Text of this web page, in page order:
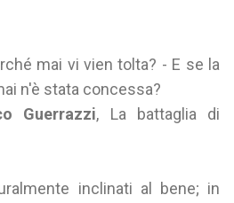
mai vi vien tolta? - E se la
n'è stata concessa?
Guerrazzi, La battaglia di
inclinati al bene; in